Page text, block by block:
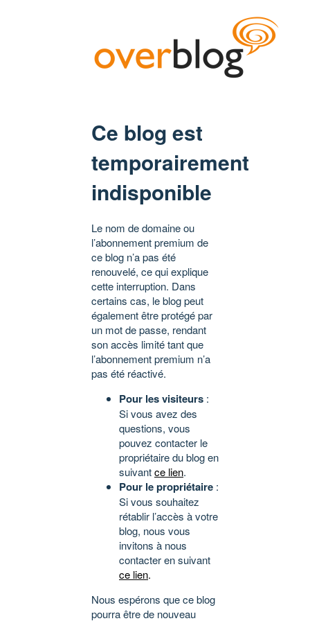
Ce blog est
temporairement
indisponible
Le nom de domaine ou
l’abonnement premium de
ce blog n’a pas été
renouvelé, ce qui explique
cette interruption. Dans
certains cas, le blog peut
également être protégé par
un mot de passe, rendant
son accès limité tant que
l’abonnement premium n’a
pas été réactivé.
Pour les visiteurs :
Si vous avez des
questions, vous
pouvez contacter le
propriétaire du blog en
suivantce lien.
Pour le propriétaire :
Si vous souhaitez
rétablir l’accès à votre
blog, nous vous
invitons à nous
contacter en suivant
ce lien.
Nous espérons que ce blog
pourra être de nouveau